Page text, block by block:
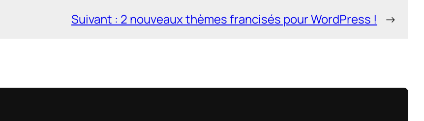
Suivant : 2 nouveaux thèmes francisés pour WordPress ! →